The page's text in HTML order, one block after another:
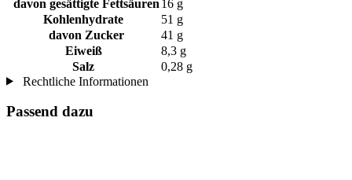
davon gesättigte Fettsäuren 16 g
Kohlenhydrate
51 g
davon Zucker
41 g
Eiweiß
8,3 g
Salz
0,28 g
Rechtliche Informationen
Passend dazu